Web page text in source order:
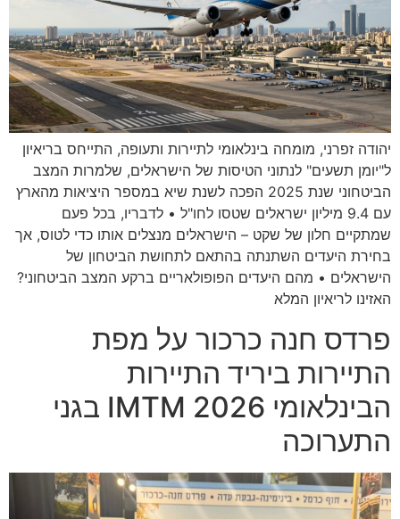
יהודה זפרני, מומחה בינלאומי לתיירות ותעופה, התייחס בריאיון
ל"יומן תשעים" לנתוני הטיסות של הישראלים, שלמרות המצב
הביטחוני שנת 2025 הפכה לשנת שיא במספר היציאות מהארץ
עם 9.4 מיליון ישראלים שטסו לחו"ל • לדבריו, בכל פעם
שמתקיים חלון של שקט – הישראלים מנצלים אותו כדי לטוס, אך
בחירת היעדים השתנתה בהתאם לתחושת הביטחון של
הישראלים • מהם היעדים הפופולאריים ברקע המצב הביטחוני?
האזינו לריאיון המלא
פרדס חנה כרכור על מפת
התיירות ביריד התיירות
הבינלאומי IMTM 2026 בגני
התערוכה